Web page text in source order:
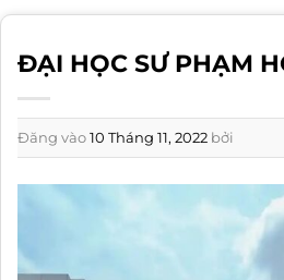
ĐẠI HỌC SƯ PHẠM
Đăng vào10 Tháng 11, 2022 bởi